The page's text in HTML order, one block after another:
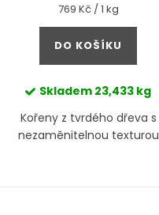
Měrná
cena:
769 Kč / 1 kg
DO KOŠÍKU
Skladem 23,433 kg
Kořeny z tvrdého dřeva s
nezaměnitelnou texturou